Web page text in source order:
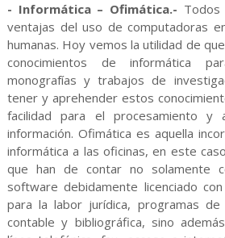
- Informática – Ofimática.- Todos
ventajas del uso de computadoras
humanas. Hoy vemos la utilidad de
conocimientos de informática
monografías y trabajos de
tener y aprehender estos
facilidad para el procesamiento y
información. Ofimática es aquella
informática a las oficinas, en este
que han de contar no solamente
software debidamente licenciado
para la labor jurídica, programas de
contable y bibliográfica, sino